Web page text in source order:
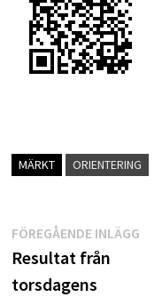
MÄRKT ORIENTERING
FÖREGÅENDE INLÄGG
Resultat från
torsdagens